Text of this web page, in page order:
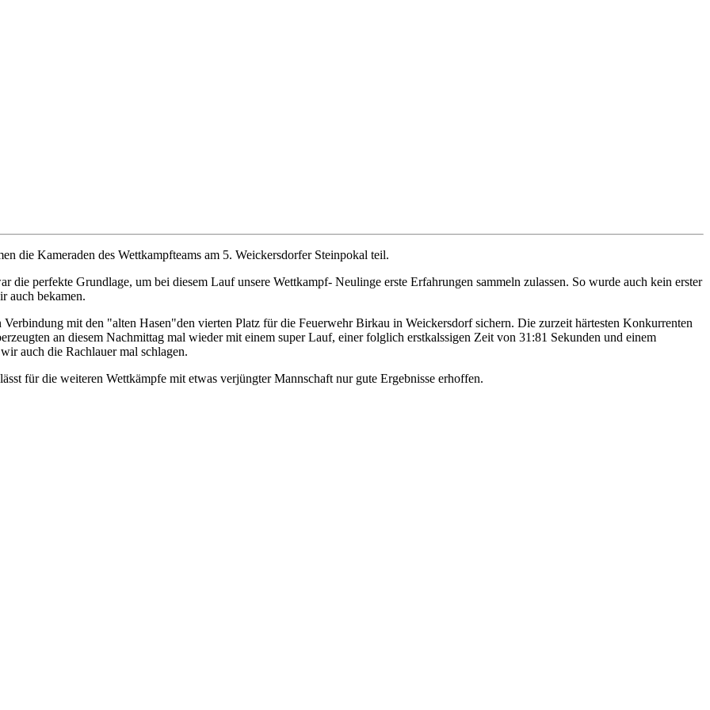
die Kameraden des Wettkampfteams am 5. Weickersdorfer Steinpokal teil.
die perfekte Grundlage, um bei diesem Lauf unsere Wettkampf- Neulinge erste Erfahrungen sammeln zulassen. So wurde auch kein erster
auch bekamen.
mit den "alten Hasen"den vierten Platz für die Feuerwehr Birkau in Weickersdorf sichern. Die zurzeit härtesten Konkurrenten
an diesem Nachmittag mal wieder mit einem super Lauf, einer folglich erstkalssigen Zeit von 31:81 Sekunden und einem
auch die Rachlauer mal schlagen.
für die weiteren Wettkämpfe mit etwas verjüngter Mannschaft nur gute Ergebnisse erhoffen.